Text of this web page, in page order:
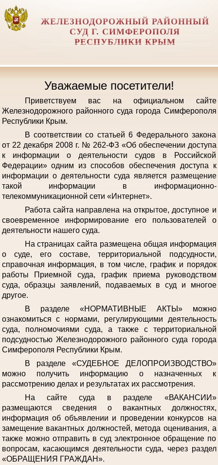
ЖЕЛЕЗНОДОРОЖНЫЙ РАЙОННЫЙ
СУД Г. СИМФЕРОПОЛЯ
РЕСПУБЛИКИ КРЫМ
Уважаемые посетители!
Приветствуем вас на официальном сайте
Железнодорожного районного суда города Симферополя
Республики Крым.
В соответствии со статьей 6 Федерального закона
от 22 декабря 2008 г. № 262-ФЗ «Об обеспечении доступа
к информации о деятельности судов в Российской
Федерации» одним из способов обеспечения доступа к
информации о деятельности суда является размещение
такой информации в информационно-
телекоммуникационной сети «Интернет».
Работа сайта направлена на открытое, доступное и
своевременное информирование его пользователей о
деятельности нашего суда.
На страницах сайта размещена общая информация
о суде, его составе, территориальной подсудности,
справочная информация, в том числе, график и порядок
работы Приемной суда, график приема руководством
суда, образцы заявлений, подаваемых в суд и многое
другое.
В разделе «НОРМАТИВНЫЕ АКТЫ» можно
ознакомиться с нормами, регулирующими деятельность
суда, полномочиями суда, а также с территориальной
подсудностью Железнодорожного районного суда города
Симферополя Республики Крым.
В разделе «СУДЕБНОЕ ДЕЛОПРОИЗВОДСТВО»
можно получить информацию о назначенных к
рассмотрению делах и результатах их рассмотрения.
На сайте суда в разделе «ВАКАНСИИ»
размещаются сведения о вакантных должностях,
информация об объявлении и проведении конкурсов на
замещение вакантных должностей, метода оценивания, а
также можно отправить в суд электронное обращение по
вопросам, касающимся деятельности суда, через раздел
«ОБРАЩЕНИЯ ГРАЖДАН».